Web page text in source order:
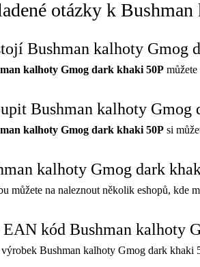
otázky k
Bushman kalhoty Gmog
kalhoty Gmog dark khaki 50P
Bushman kalhoty Gmog
kalhoty Gmog dark khaki 50P si
kalhoty Gmog dark
můžete na naleznout několik eshopů, kde
EAN kód Bushman kalhoty
Bushman kalhoty Gmog dark khaki